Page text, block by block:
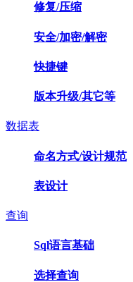
修复/压缩
安全/加密/解密
快捷键
版本升级/其它等
数据表
命名方式/设计规范
表设计
查询
Sql语言基础
选择查询